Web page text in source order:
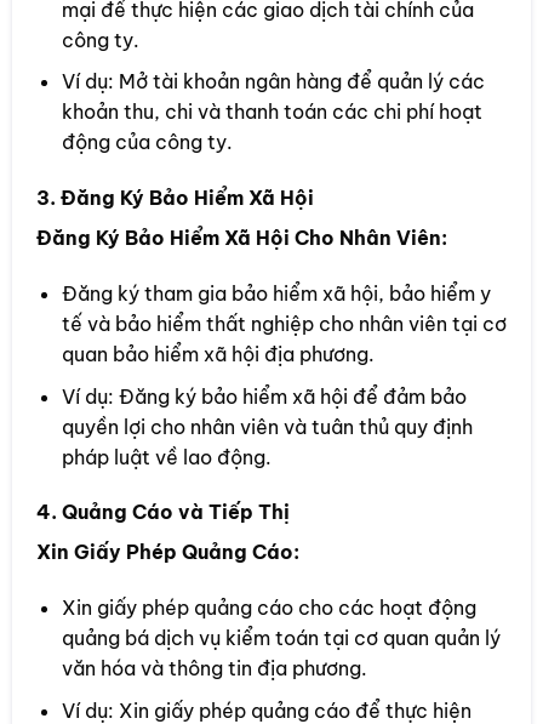
mại để thực hiện các giao dịch tài chính của
công ty.
Ví dụ: Mở tài khoản ngân hàng để quản lý các
khoản thu, chi và thanh toán các chi phí hoạt
động của công ty.
3. Đăng Ký Bảo Hiểm Xã Hội
Đăng Ký Bảo Hiểm Xã Hội Cho Nhân Viên:
Đăng ký tham gia bảo hiểm xã hội, bảo hiểm y
tế và bảo hiểm thất nghiệp cho nhân viên tại cơ
quan bảo hiểm xã hội địa phương.
Ví dụ: Đăng ký bảo hiểm xã hội để đảm bảo
quyền lợi cho nhân viên và tuân thủ quy định
pháp luật về lao động.
4. Quảng Cáo và Tiếp Thị
Xin Giấy Phép Quảng Cáo:
Xin giấy phép quảng cáo cho các hoạt động
quảng bá dịch vụ kiểm toán tại cơ quan quản lý
văn hóa và thông tin địa phương.
Ví dụ: Xin giấy phép quảng cáo để thực hiện